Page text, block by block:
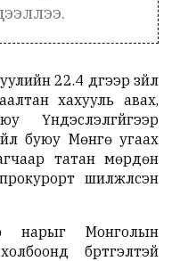
22.4 дүгээр зүйл
хахууль авах,
Үндэслэлгүйгээр
буюу Мөнгө угаах
татан мөрдөн
шилжүүлсэн
нарыг Монголын
бүртгэлтэй